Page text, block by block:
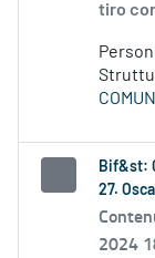
tiro
Bif&st:
27.
2024